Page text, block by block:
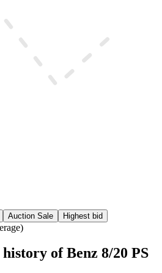
Auction Sale Highest bid
of Benz 8/20 PS